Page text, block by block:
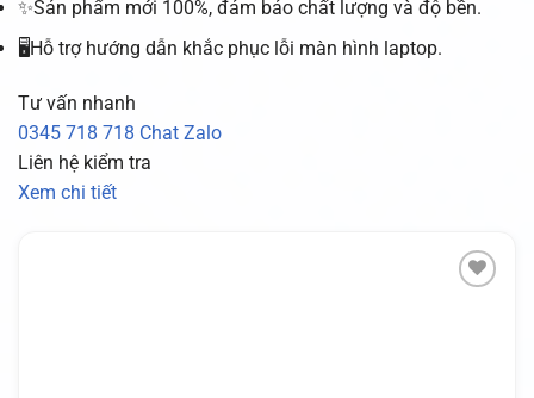
✨Sản phẩm mới 100%, đảm bảo chất lượng và độ bền.
🖥️Hỗ trợ hướng dẫn khắc phục lỗi màn hình laptop.
Tư vấn nhanh
0345 718 718 Chat Zalo
Liên hệ kiểm tra
Xem chi tiết